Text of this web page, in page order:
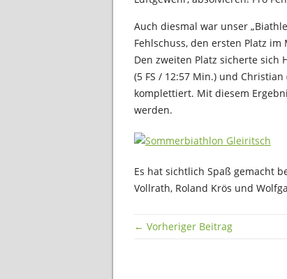
Auch diesmal war unser
Fehlschuss, den ersten Platz
Den zweiten Platz sicherte sich
(5 FS / 12:57 Min.) und
komplettiert. Mit diesem
werden.
Es hat sichtlich Spaß gemacht
Vollrath, Roland Krös und
← Vorheriger Beitrag